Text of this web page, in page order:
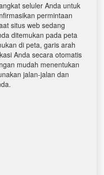
seluler Anda untuk
permintaan
situs web sedang
ditemukan pada peta
di peta, garis arah
Anda secara otomatis
mudah menentukan
jalan-jalan dan